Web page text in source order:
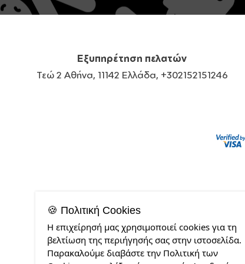
Εξυπηρέτηση πελατών
Τεώ 2 Αθήνα, 11142 Ελλάδα, +302152151246
🍪 Πολιτική Cookies
Η επιχείρησή μας χρησιμοποιεί cookies για τη
βελτίωση της περιήγησής σας στην ιστοσελίδα.
Παρακαλούμε διαβάστε την Πολιτική των